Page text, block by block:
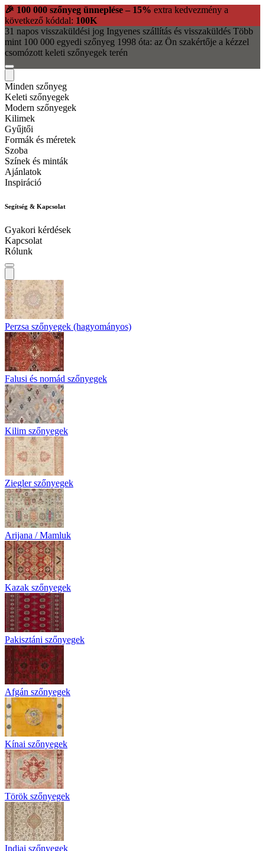
🎉 100 000 szőnyeg ünneplése – 15% extra kedvezmény a
következő kóddal: 100K
31 napos visszaküldési jog Ingyenes szállítás és visszaküldés Több
mint 100 000 egyedi szőnyeg 1998 óta: az Ön szakértője a kézzel
csomózott keleti szőnyegek terén
Minden szőnyeg
Keleti szőnyegek
Modern szőnyegek
Kilimek
Gyűjtői
Formák és méretek
Szoba
Színek és minták
Ajánlatok
Inspiráció
Segítség & Kapcsolat
Gyakori kérdések
Kapcsolat
Rólunk
Perzsa szőnyegek (hagyományos)
Falusi és nomád szőnyegek
Kilim szőnyegek
Ziegler szőnyegek
Arijana / Mamluk
Kazak szőnyegek
Pakisztáni szőnyegek
Afgán szőnyegek
Kínai szőnyegek
Török szőnyegek
Indiai szőnyegek